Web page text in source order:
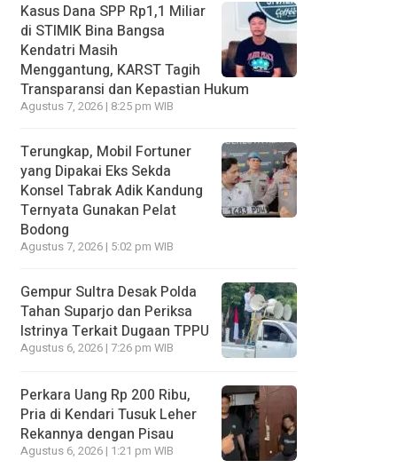
Kasus Dana SPP Rp1,1 Miliar
di STIMIK Bina Bangsa
Kendatri Masih
Menggantung, KARST Tagih
Transparansi dan Kepastian Hukum
Agustus 7, 2026 | 8:25 pm WIB
Terungkap, Mobil Fortuner
yang Dipakai Eks Sekda
Konsel Tabrak Adik Kandung
Ternyata Gunakan Pelat
Bodong
Agustus 7, 2026 | 5:02 pm WIB
Gempur Sultra Desak Polda
Tahan Suparjo dan Periksa
Istrinya Terkait Dugaan TPPU
Agustus 6, 2026 | 7:26 pm WIB
Perkara Uang Rp 200 Ribu,
Pria di Kendari Tusuk Leher
Rekannya dengan Pisau
Agustus 6, 2026 | 1:21 pm WIB